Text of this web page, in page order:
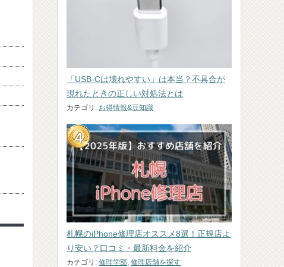
「USB-Cは壊れやすい」は本当？不具合が
現れたときの正しい対処法とは
カテゴリ: お得情報&豆知識
札幌のiPhone修理店オススメ8選！正規店よ
り安い？口コミ・最新料金を紹介
カテゴリ: 修理学部 修理店舗を探す